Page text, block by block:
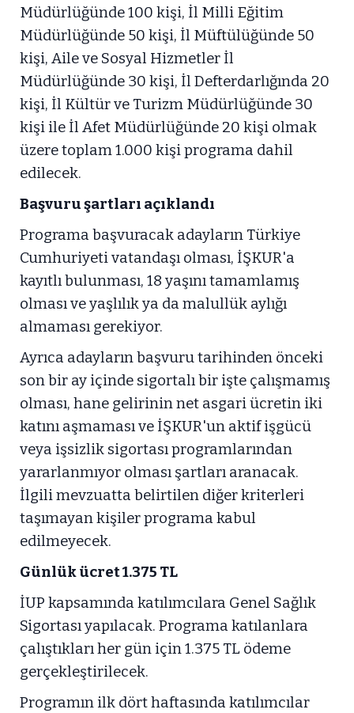
Müdürlüğünde 100 kişi, İl Milli Eğitim
Müdürlüğünde 50 kişi, İl Müftülüğünde 50
kişi, Aile ve Sosyal Hizmetler İl
Müdürlüğünde 30 kişi, İl Defterdarlığında 20
kişi, İl Kültür ve Turizm Müdürlüğünde 30
kişi ile İl Afet Müdürlüğünde 20 kişi olmak
üzere toplam 1.000 kişi programa dahil
edilecek.
Başvuru şartları açıklandı
Programa başvuracak adayların Türkiye
Cumhuriyeti vatandaşı olması, İŞKUR'a
kayıtlı bulunması, 18 yaşını tamamlamış
olması ve yaşlılık ya da malullük aylığı
almaması gerekiyor.
Ayrıca adayların başvuru tarihinden önceki
son bir ay içinde sigortalı bir işte çalışmamış
olması, hane gelirinin net asgari ücretin iki
katını aşmaması ve İŞKUR'un aktif işgücü
veya işsizlik sigortası programlarından
yararlanmıyor olması şartları aranacak.
İlgili mevzuatta belirtilen diğer kriterleri
taşımayan kişiler programa kabul
edilmeyecek.
Günlük ücret 1.375 TL
İUP kapsamında katılımcılara Genel Sağlık
Sigortası yapılacak. Programa katılanlara
çalıştıkları her gün için 1.375 TL ödeme
gerçekleştirilecek.
Programın ilk dört haftasında katılımcılar